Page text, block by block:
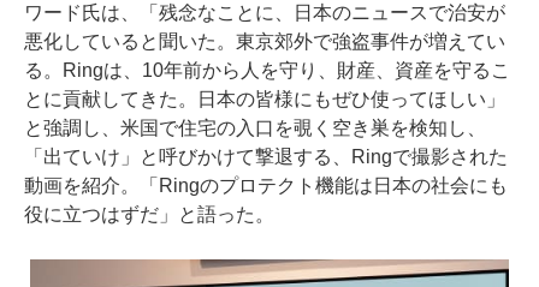
ワード氏は、「残念なことに、日本のニュースで治安が
悪化していると聞いた。東京郊外で強盗事件が増えてい
る。Ringは、10年前から人を守り、財産、資産を守るこ
とに貢献してきた。日本の皆様にもぜひ使ってほしい」
と強調し、米国で住宅の入口を覗く空き巣を検知し、
「出ていけ」と呼びかけて撃退する、Ringで撮影された
動画を紹介。「Ringのプロテクト機能は日本の社会にも
役に立つはずだ」と語った。